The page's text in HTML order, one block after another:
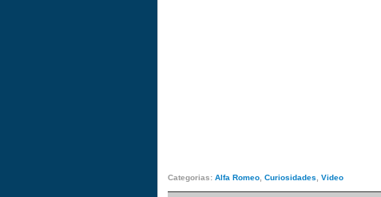
Categorias: Alfa Romeo Curiosidades Video